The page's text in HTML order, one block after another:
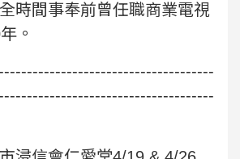
時間事奉前曾任職商業電視
。